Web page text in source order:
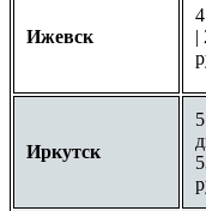
Ижевск
|
Иркутск
5